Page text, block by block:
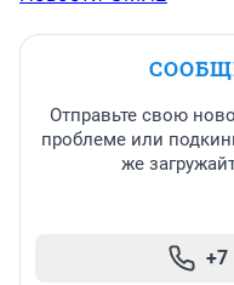
Отправьте свою
проблеме или
же
+7